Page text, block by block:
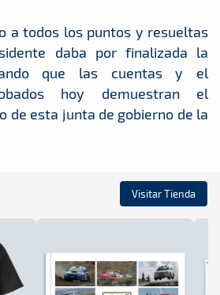
a todos los puntos y resueltas
daba por finalizada la
que las cuentas y el
hoy demuestran el
de esta junta de gobierno de la
Visitar Tienda